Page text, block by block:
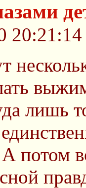
20:21:14
лишь
потом